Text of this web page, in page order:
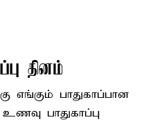
தினம்
எங்கும் பாதுகாப்பான
பாதுகாப்பு